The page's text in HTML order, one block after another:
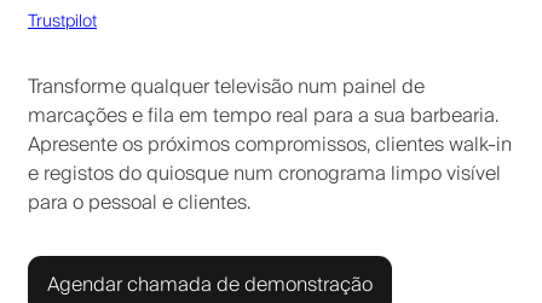
Trustpilot
Transforme qualquer televisão num painel de
marcações e fila em tempo real para a sua barbearia.
Apresente os próximos compromissos, clientes walk-in
e registos do quiosque num cronograma limpo visível
para o pessoal e clientes.
Agendar chamada de demonstração